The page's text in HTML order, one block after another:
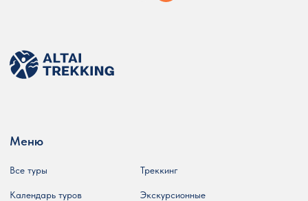
Меню
Все туры
Календарь туров
Треккинг
Экскурсионные